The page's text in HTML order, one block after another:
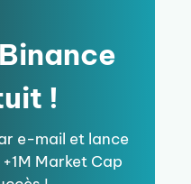
!
e-mail et lance
Market Cap